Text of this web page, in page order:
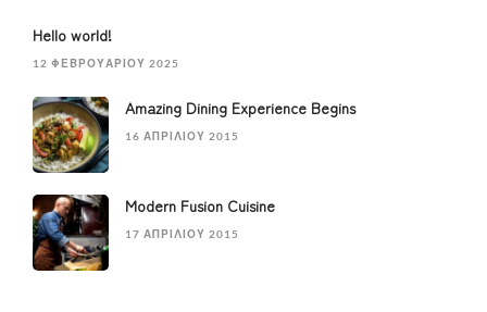
Hello world!
12 ΦΕΒΡΟΥΑΡΊΟΥ 2025
Amazing Dining Experience Begins
16 ΑΠΡΙΛΊΟΥ 2015
Modern Fusion Cuisine
17 ΑΠΡΙΛΊΟΥ 2015